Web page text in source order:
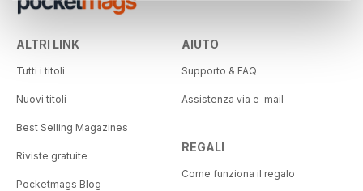
ALTRI LINK
Tutti i titoli
Nuovi titoli
Best Selling Magazines
Riviste gratuite
Pocketmags Blog
AIUTO
Supporto & FAQ
Assistenza via e-mail
REGALI
Come funziona il regalo